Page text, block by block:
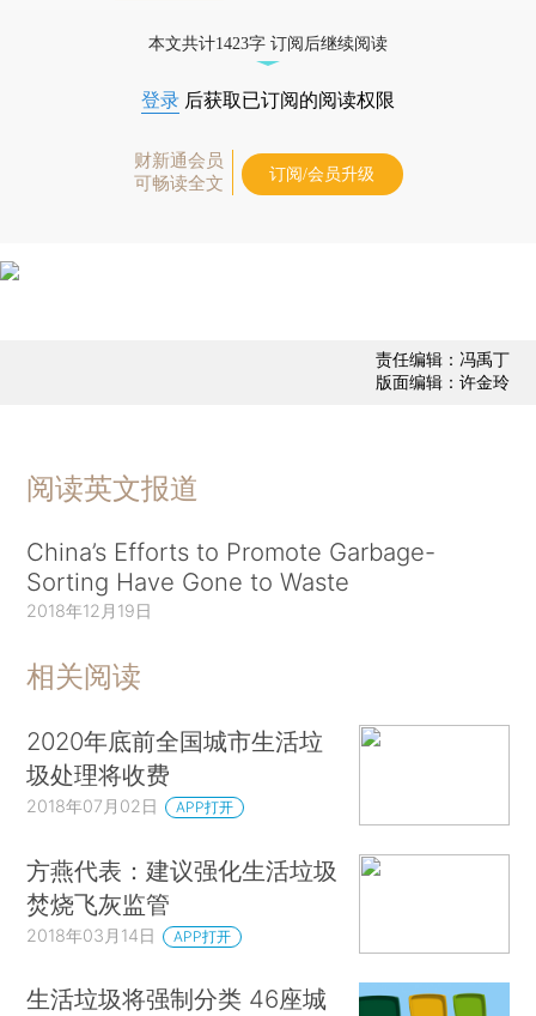
本文共计1423字 订阅后继续阅读
登录 后获取已订阅的阅读权限
财新通会员
可畅读全文
订阅/会员升级
责任编辑：冯禹丁
版面编辑：许金玲
阅读英文报道
China’s Efforts to Promote Garbage-
Sorting Have Gone to Waste
2018年12月19日
相关阅读
2020年底前全国城市生活垃
圾处理将收费
2018年07月02日 APP打开
方燕代表：建议强化生活垃圾
焚烧飞灰监管
2018年03月14日 APP打开
生活垃圾将强制分类 46座城